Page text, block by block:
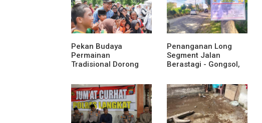
Pekan Budaya
Permainan
Tradisional Dorong
dan Kurangi
Ketergantungan
Gadget
Penanganan Long
Segment Jalan
Berastagi - Gongsol,
Kabupaten Karo
Tingkatkan
Kenyamanan Akses
Wisata, Pertanian dan
Perekonomian